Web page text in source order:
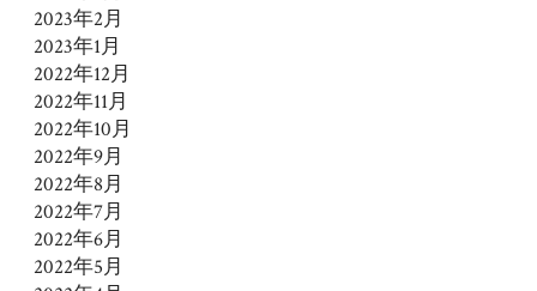
2023年2月
2023年1月
2022年12月
2022年11月
2022年10月
2022年9月
2022年8月
2022年7月
2022年6月
2022年5月